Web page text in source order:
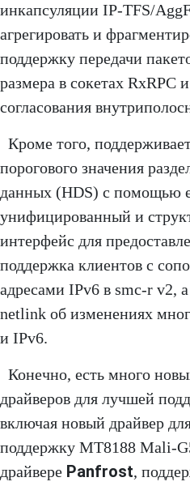
инкапсуляции IP-TFS/
агрегировать и
поддержку передачи
размера в сокетах RxRPC
согласования
Кроме того,
порогового значения
данных (HDS) с помощью
унифицированный и
интерфейс для
поддержка клиентов с
адресами IPv6 в smc-r v2,
netlink об изменениях
и IPv6.
Конечно, есть много
драйверов для лучшей
включая новый драйвер
поддержку MT8188 Mali-
драйвере Panfrost,